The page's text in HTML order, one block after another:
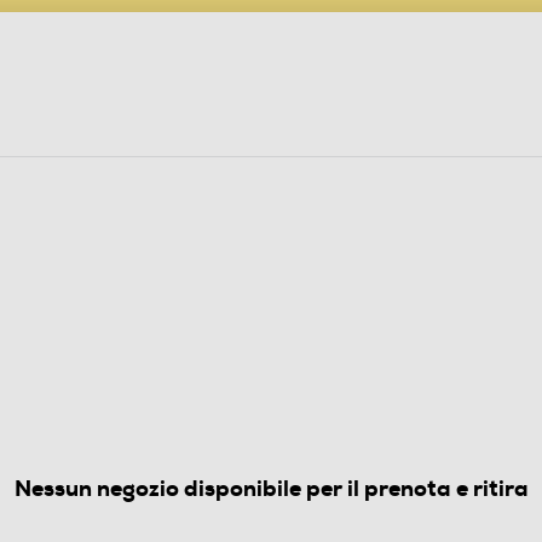
Nessun negozio disponibile per il prenota e ritira